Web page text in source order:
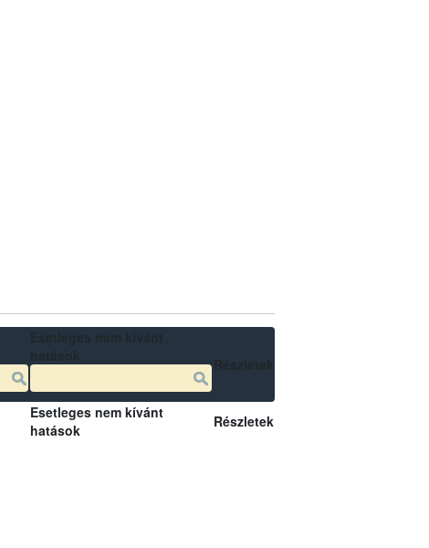
Esetleges nem kívánt
hatások
Részletek